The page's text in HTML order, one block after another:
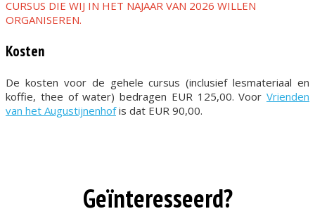
CURSUS DIE WIJ IN HET NAJAAR VAN 2026 WILLEN
ORGANISEREN.
Kosten
De kosten voor de gehele cursus (inclusief lesmateriaal en
koffie, thee of water) bedragen EUR 125,00. Voor Vrienden
van het Augustijnenhofis dat EUR 90,00.
Geïnteresseerd?